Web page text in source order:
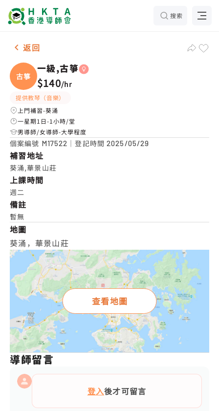
搜索
女-1名 一級,古箏，葵涌 補習推介
返回
古箏
一級,古箏
$140/hr
提供教琴（音樂）
上門補習-葵涌
一星期1日-1小時/堂
男導師/女導師-大學程度
個案編號 M17522 ｜登記時間2025/05/29
補習地址
葵涌,華景山莊
上課時間
週二
備註
暫無
地圖
葵涌，華景山莊
查看地圖
導師留言
登入後才可留言